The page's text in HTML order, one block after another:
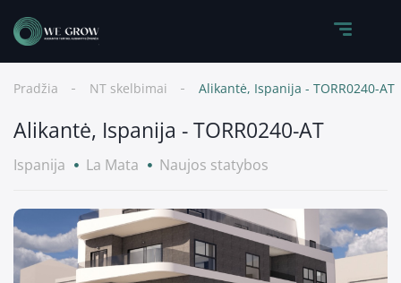
Pradžia NT skelbimai Alikantė, Ispanija - TORR0240-AT
Alikantė, Ispanija - TORR0240-AT
Ispanija La Mata Naujos statybos